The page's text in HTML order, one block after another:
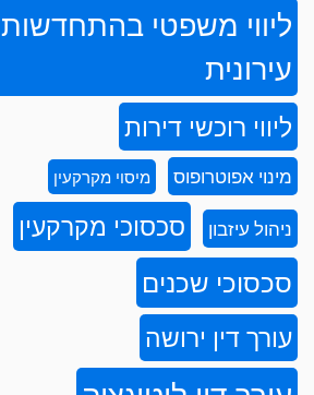
ליווי משפטי בהתחדשות
עירונית
ליווי רוכשי דירות
מינוי אפוטרופוס מיסוי מקרקעין
ניהול עיזבון סכסוכי מקרקעין
סכסוכי שכנים
עורך דין ירושה